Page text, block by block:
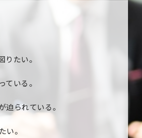
りたい。
ている。
迫られている。
い。